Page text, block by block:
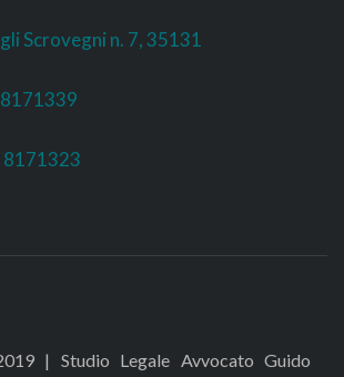
Scrovegni n. 7, 35131
8171323
| Studio Legale Avvocato Guido